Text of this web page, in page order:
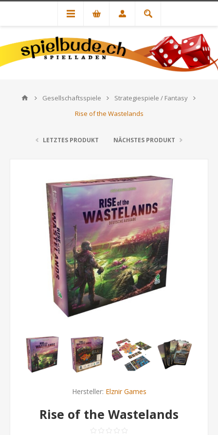
Gesellschaftsspiele
Strategiespiele / Fantasy
Rise of the Wastelands
LETZTES PRODUKT NÄCHSTES PRODUKT
Hersteller: Elznir Games
Rise of the Wastelands